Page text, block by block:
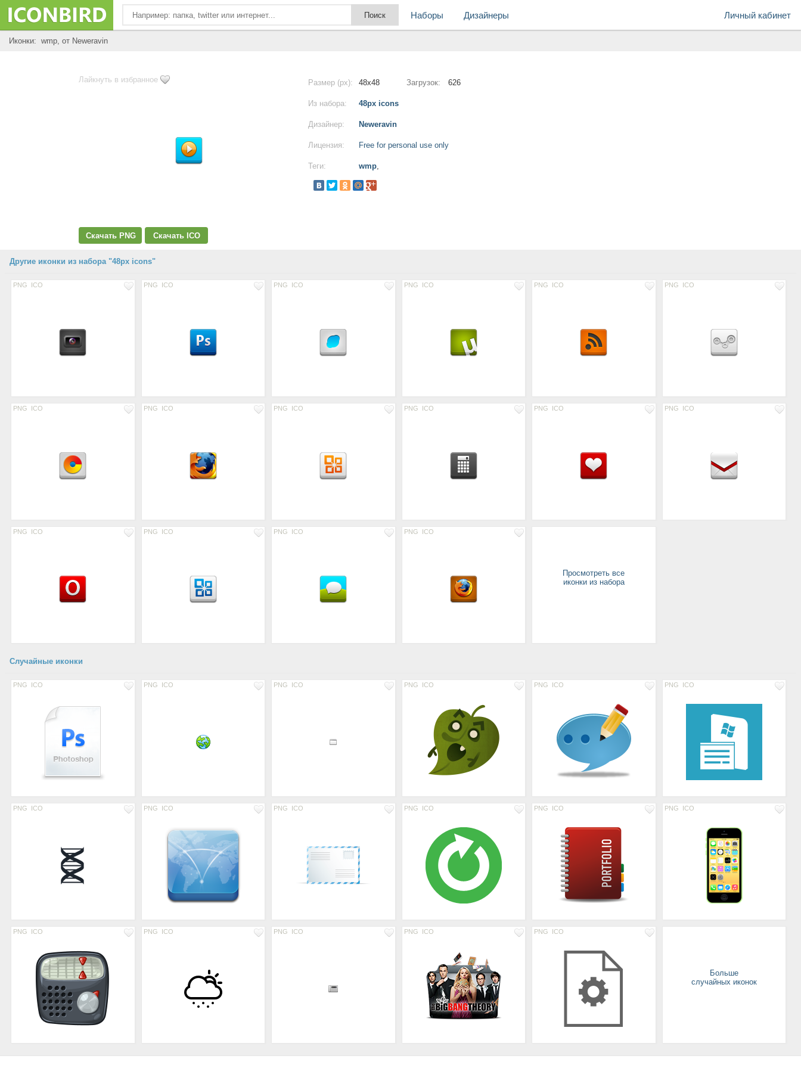
Личный кабинет
Наборы Дизайнеры
Иконки: wmp, от Neweravin
Лайкнуть в избранное
Скачать PNG Скачать ICO
Размер (px): 48x48 Загрузок: 626
Из набора: 48px icons
Дизайнер: Neweravin
Лицензия: Free for personal use only
Теги: wmp,
Другие иконки из набора "48px icons"
PNG ICO PNG ICO PNG ICO PNG ICO PNG ICO PNG ICO
PNG ICO PNG ICO PNG ICO PNG ICO PNG ICO PNG ICO
PNG ICO PNG ICO PNG ICO PNG ICO
Просмотреть все
иконки из набора
Случайные иконки
PNG ICO PNG ICO PNG ICO PNG ICO PNG ICO PNG ICO
PNG ICO PNG ICO PNG ICO PNG ICO PNG ICO PNG ICO
PNG ICO PNG ICO PNG ICO PNG ICO PNG ICO
Больше
случайных иконок